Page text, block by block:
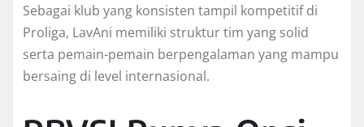
Sebagai klub yang konsisten tampil kompetitif di
Proliga, LavAni memiliki struktur tim yang solid
serta pemain-pemain berpengalaman yang mampu
bersaing di level internasional.